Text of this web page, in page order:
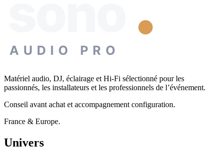
AUDIO PRO
Matériel audio, DJ, éclairage et Hi-Fi sélectionné pour les
passionnés, les installateurs et les professionnels de l’événement.
Conseil avant achat et accompagnement configuration.
France & Europe.
Univers